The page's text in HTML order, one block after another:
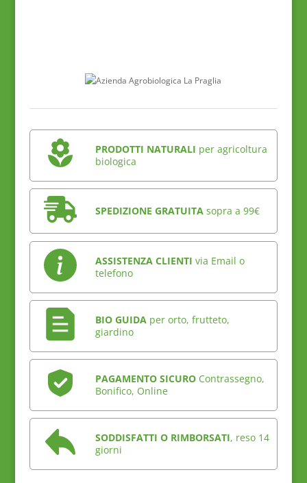
PRODOTTI NATURALI per agricoltura
biologica
SPEDIZIONE GRATUITAsopra a 99€
ASSISTENZA CLIENTI via Email o
telefono
BIO GUIDAper orto, frutteto,
giardino
PAGAMENTO SICUROContrassegno,
Bonifico, Online
SODDISFATTI O RIMBORSATI, reso 14
giorni